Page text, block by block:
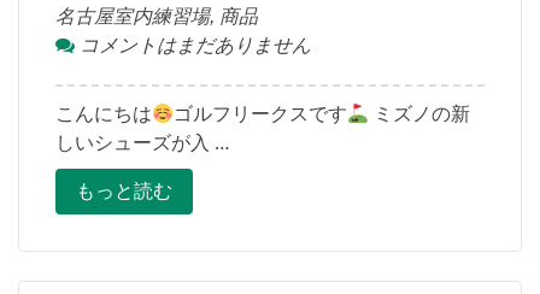
名古屋室内練習場, 商品
コメントはまだありません
こんにちは ゴルフリークスです
ミズノの新
しいシューズが入 …
もっと読む